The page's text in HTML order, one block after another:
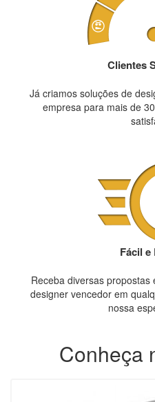
Clientes
Já criamos soluções de
empresa para mais de
Fácil e
Receba diversas
designer vencedor em
nossa
Conheça